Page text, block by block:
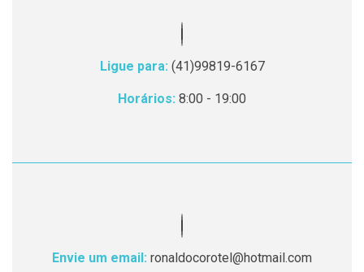
Ligue para: (41)99819-6167
Horários: 8:00 - 19:00
Envie um email: ronaldocorotel@hotmail.com